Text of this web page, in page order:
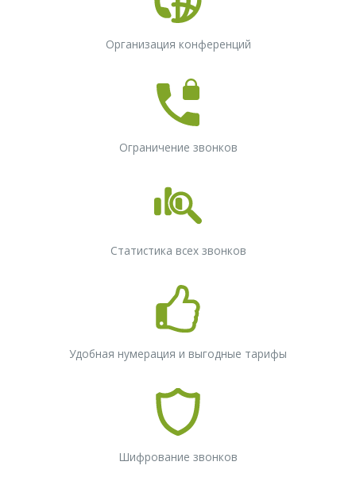
Организация конференций
Ограничение звонков
Статистика всех звонков
Удобная нумерация и выгодные тарифы
Шифрование звонков